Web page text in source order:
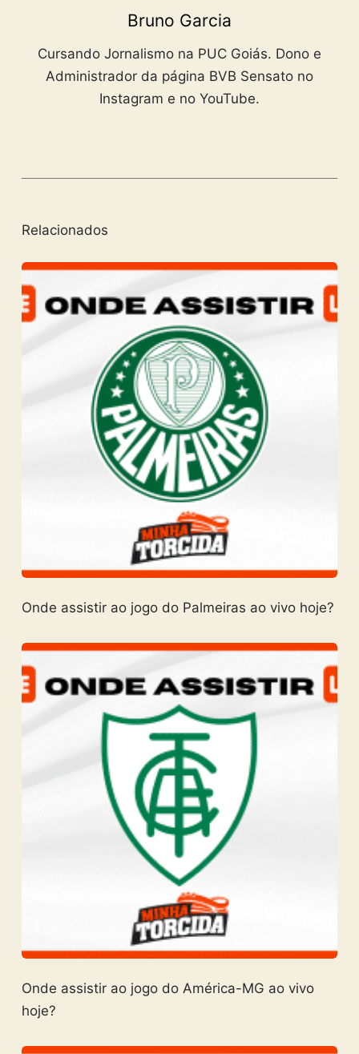
Bruno Garcia
Cursando Jornalismo na PUC Goiás. Dono e
Administrador da página BVB Sensato no
Instagram e no YouTube.
Relacionados
Onde assistir ao jogo do Palmeiras ao vivo hoje?
Onde assistir ao jogo do América-MG ao vivo
hoje?